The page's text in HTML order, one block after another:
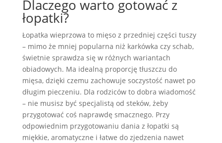
Dlaczego warto gotować z
łopatki?
Łopatka wieprzowa to mięso z przedniej części tuszy
– mimo że mniej popularna niż karkówka czy schab,
świetnie sprawdza się w różnych wariantach
obiadowych. Ma idealną proporcję tłuszczu do
mięsa, dzięki czemu zachowuje soczystość nawet po
długim pieczeniu. Dla rodziców to dobra wiadomość
– nie musisz być specjalistą od steków, żeby
przygotować coś naprawdę smacznego. Przy
odpowiednim przygotowaniu dania z łopatki są
miękkie, aromatyczne i łatwe do zjedzenia nawet